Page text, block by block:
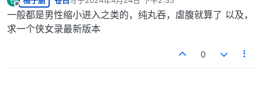
离线 最后由 编辑
一般都是男性缩小进入之类的，纯丸吞，虐腹就算了 以及，
求一个侠女录最新版本
0